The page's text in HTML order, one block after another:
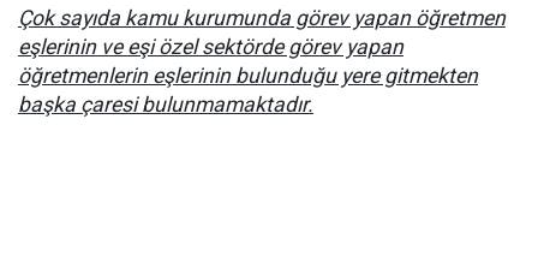
Çok sayıda kamu kurumunda görev yapan öğretmen
eşlerinin ve eşi özel sektörde görev yapan
öğretmenlerin eşlerinin bulunduğu yere gitmekten
başka çaresi bulunmamaktadır.